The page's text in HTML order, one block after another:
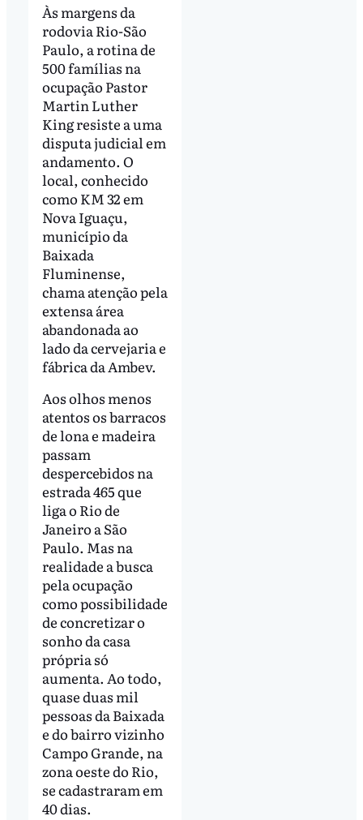
Às margens da
rodovia Rio-São
Paulo, a rotina de
500 famílias na
ocupação Pastor
Martin Luther
King resiste a uma
disputa judicial em
andamento. O
local, conhecido
como KM 32 em
Nova Iguaçu,
município da
Baixada
Fluminense,
chama atenção pela
extensa área
abandonada ao
lado da cervejaria e
fábrica da Ambev.
Aos olhos menos
atentos os barracos
de lona e madeira
passam
despercebidos na
estrada 465 que
liga o Rio de
Janeiro a São
Paulo. Mas na
realidade a busca
pela ocupação
como possibilidade
de concretizar o
sonho da casa
própria só
aumenta. Ao todo,
quase duas mil
pessoas da Baixada
e do bairro vizinho
Campo Grande, na
zona oeste do Rio,
se cadastraram em
40 dias.